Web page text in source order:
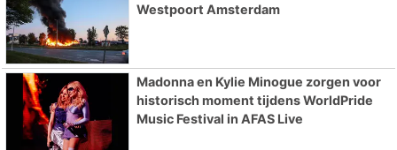
Westpoort Amsterdam
Madonna en Kylie Minogue zorgen voor
historisch moment tijdens WorldPride
Music Festival in AFAS Live